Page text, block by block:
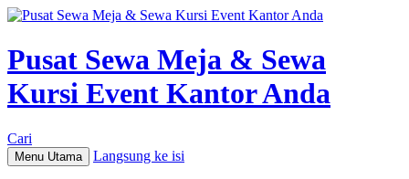
Pusat Sewa Meja & Sewa
Kursi Event Kantor Anda
Cari
Menu Utama Langsung ke isi